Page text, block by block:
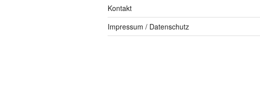
Kontakt
Impressum / Datenschutz